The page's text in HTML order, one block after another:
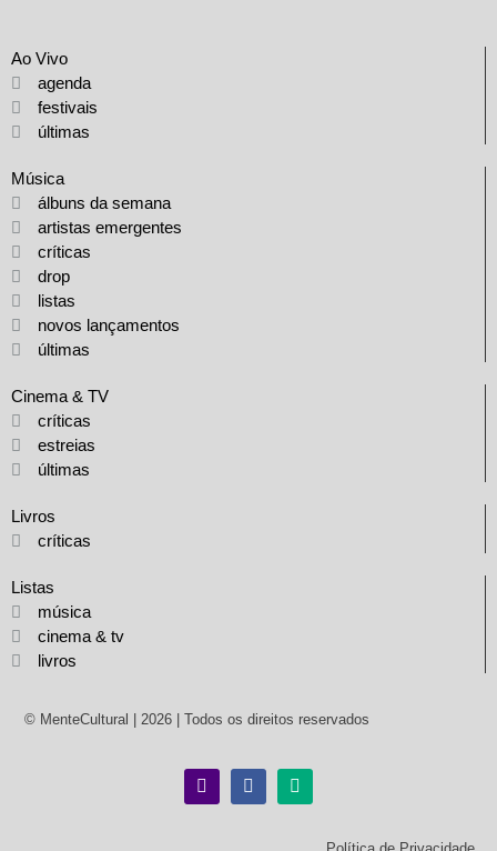
Ao Vivo
agenda
festivais
últimas
Música
álbuns da semana
artistas emergentes
críticas
drop
listas
novos lançamentos
últimas
Cinema & TV
críticas
estreias
últimas
Livros
críticas
Listas
música
cinema & tv
livros
© MenteCultural | 2026 | Todos os direitos reservados